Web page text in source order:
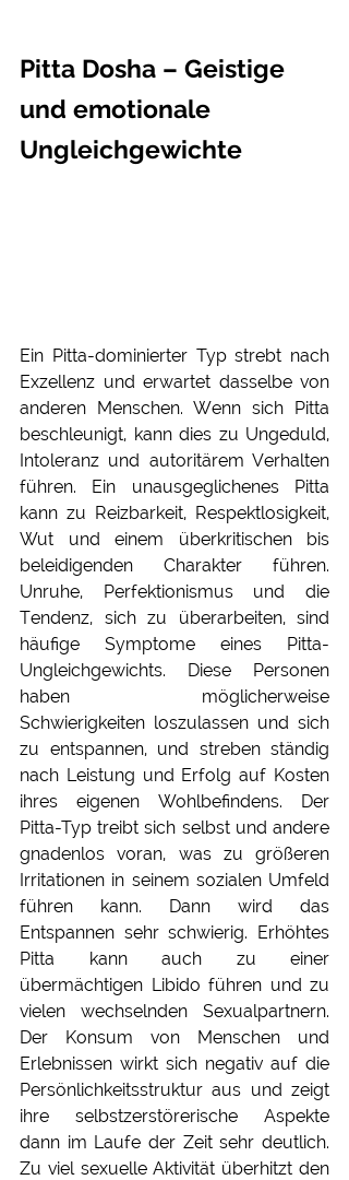
Pitta Dosha – Geistige
und emotionale
Ungleichgewichte
Ein Pitta-dominierter Typ strebt nach
Exzellenz und erwartet dasselbe von
anderen Menschen. Wenn sich Pitta
beschleunigt, kann dies zu Ungeduld,
Intoleranz und autoritärem Verhalten
führen. Ein unausgeglichenes Pitta
kann zu Reizbarkeit, Respektlosigkeit,
Wut und einem überkritischen bis
beleidigenden Charakter führen.
Unruhe, Perfektionismus und die
Tendenz, sich zu überarbeiten, sind
häufige Symptome eines Pitta-
Ungleichgewichts. Diese Personen
haben möglicherweise
Schwierigkeiten loszulassen und sich
zu entspannen, und streben ständig
nach Leistung und Erfolg auf Kosten
ihres eigenen Wohlbefindens. Der
Pitta-Typ treibt sich selbst und andere
gnadenlos voran, was zu größeren
Irritationen in seinem sozialen Umfeld
führen kann. Dann wird das
Entspannen sehr schwierig. Erhöhtes
Pitta kann auch zu einer
übermächtigen Libido führen und zu
vielen wechselnden Sexualpartnern.
Der Konsum von Menschen und
Erlebnissen wirkt sich negativ auf die
Persönlichkeitsstruktur aus und zeigt
ihre selbstzerstörerische Aspekte
dann im Laufe der Zeit sehr deutlich.
Zu viel sexuelle Aktivität überhitzt den